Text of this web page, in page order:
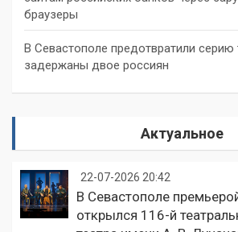
браузеры
В Севастополе предотвратили серию
задержаны двое россиян
Актуальное
22-07-2026 20:42
В Севастополе
открылся 116-й